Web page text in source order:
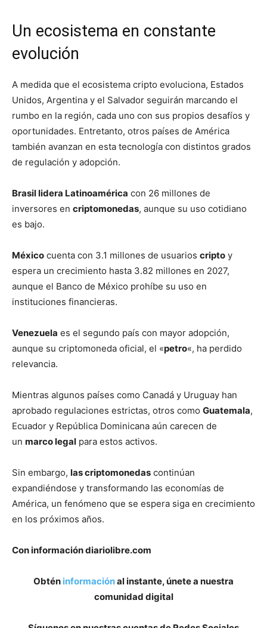
Un ecosistema en constante
evolución
A medida que el ecosistema cripto evoluciona, Estados
Unidos, Argentina y el Salvador seguirán marcando el
rumbo en la región, cada uno con sus propios desafíos y
oportunidades. Entretanto, otros países de América
también avanzan en esta tecnología con distintos grados
de regulación y adopción.
Brasil lidera Latinoamérica con 26 millones de
inversores en criptomonedas, aunque su uso cotidiano
es bajo.
México cuenta con 3.1 millones de usuarios cripto y
espera un crecimiento hasta 3.82 millones en 2027,
aunque el Banco de México prohíbe su uso en
instituciones financieras.
Venezuela es el segundo país con mayor adopción,
aunque su criptomoneda oficial, el «petro«, ha perdido
relevancia.
Mientras algunos países como Canadá y Uruguay han
aprobado regulaciones estrictas, otros como Guatemala,
Ecuador y República Dominicana aún carecen de
un marco legal para estos activos.
Sin embargo, las criptomonedas continúan
expandiéndose y transformando las economías de
América, un fenómeno que se espera siga en crecimiento
en los próximos años.
Con información diariolibre.com
Obtén informaciónal instante, únete a nuestra
comunidad digital